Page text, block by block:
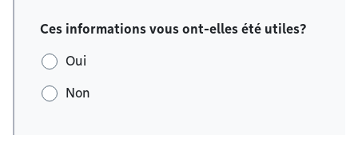
Ces informations vous ont-elles été utiles?
Oui
Non